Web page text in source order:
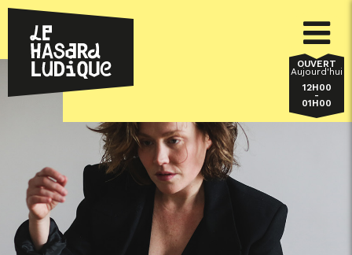
OUVERT
Aujourd'hui
12H00
-
01H00